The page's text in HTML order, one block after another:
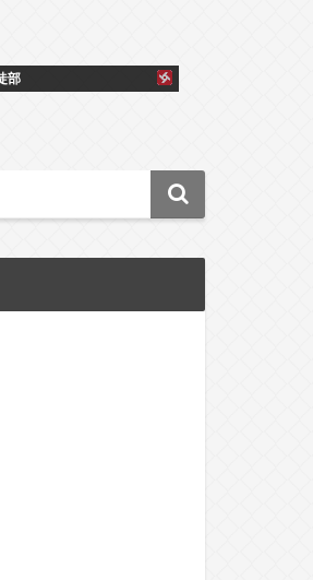
部